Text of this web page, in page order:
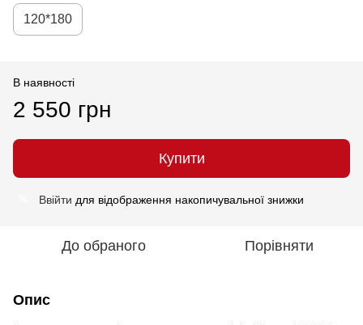
120*180
В наявності
2 550 грн
Купити
Ввійти для відображення накопичувальної знижки
До обраного Порівняти
Опис